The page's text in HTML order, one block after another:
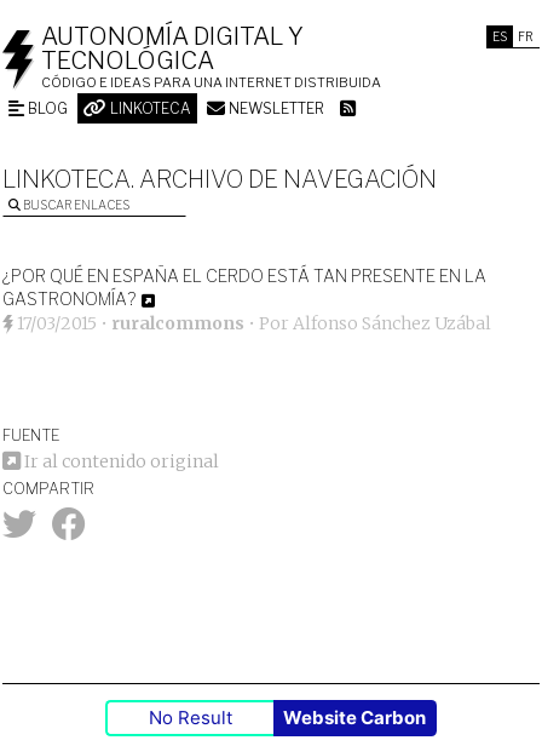
ES FR
AUTONOMÍA DIGITAL Y
TECNOLÓGICA
CÓDIGO E IDEAS PARA UNA INTERNET DISTRIBUIDA
BLOG LINKOTECA NEWSLETTER
LINKOTECA. ARCHIVO DE NAVEGACIÓN
BUSCAR ENLACES
¿POR QUÉ EN ESPAÑA EL CERDO ESTÁ TAN PRESENTE EN LA
GASTRONOMÍA?
17/03/2015 • ruralcommons • PorAlfonso Sánchez Uzábal
FUENTE
Ir al contenido original
COMPARTIR
No Result Website Carbon